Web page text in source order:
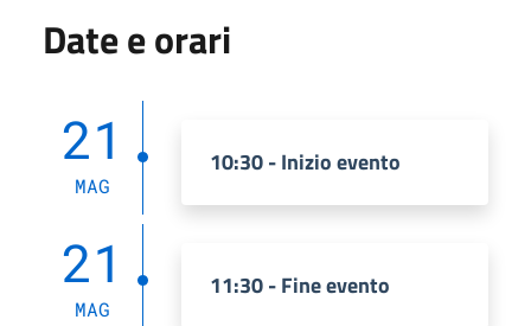
Date e orari
21
MAG
10:30 - Inizio evento
21
MAG
11:30 - Fine evento